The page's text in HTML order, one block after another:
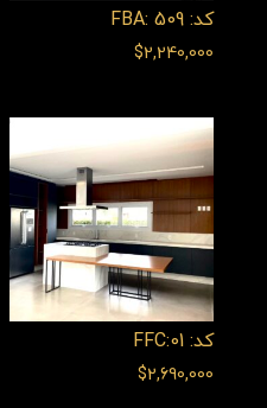
کد: FBA: 509
$2,240,000
کد: FFC:01
$2,690,000